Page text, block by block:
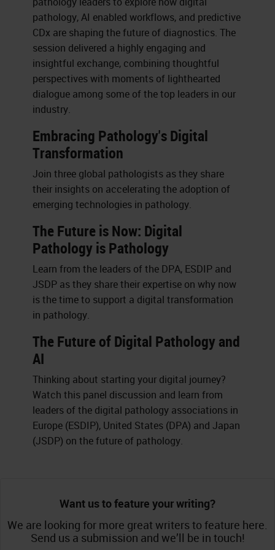
pathology, AI enabled workflows, and predictive
CDx are shaping the future of diagnostics. The
session delivered a highly engaging and
insightful exchange, combining thoughtful
perspectives with moments of lighthearted
dialogue among some of the top leaders in our
industry.
Embracing Pathology's Digital
Transformation
Join three global pathologists as they share
their insights on accelerating the adoption of
emerging technologies in pathology.
The Future is Now: Digital
Pathology is Pathology
Learn from the leaders of the DPA, ESDIP and
JSDP as they share their expertise on why now
is the time to support a digital transformation
in pathology.
The Future of Digital Pathology and
AI
Thinking about starting your digital journey?
Watch this panel discussion and learn from
leaders of the digital pathology associations in
Europe (ESDIP), United States (DPA) and Japan
(JSDP) on the future of pathology.
Want us to feature your writing?
We are looking for more great writers to feature here.
Send us a submission and we’ll be in touch!